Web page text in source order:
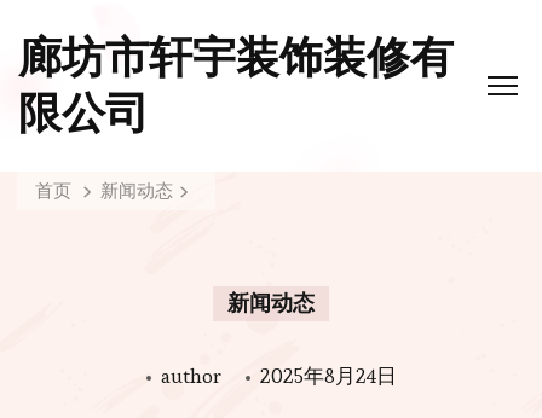
廊坊市轩宇装饰装修有
限公司
首页 新闻动态
新闻动态
author 2025年8月24日